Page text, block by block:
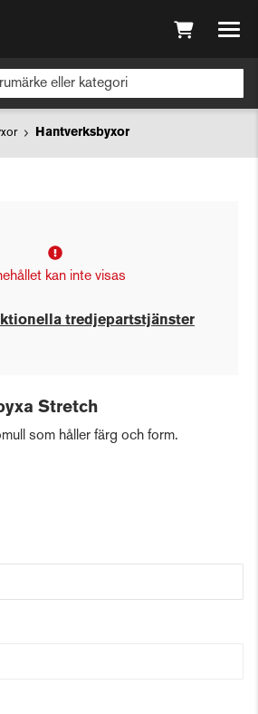
Hantverksbyxor
kan inte visas
tredjepartstjänster
Stretch
som håller färg och form.